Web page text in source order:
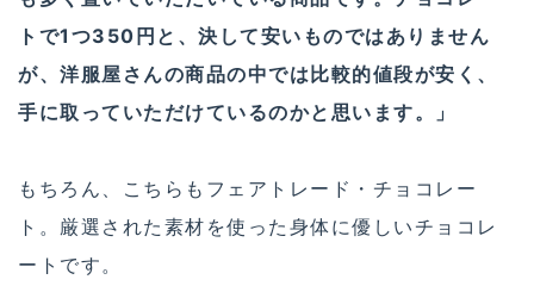
トで1つ350円と、決して安いものではありません
が、洋服屋さんの商品の中では比較的値段が安く、
手に取っていただけているのかと思います。」
もちろん、こちらもフェアトレード・チョコレー
ト。厳選された素材を使った身体に優しいチョコレ
ートです。